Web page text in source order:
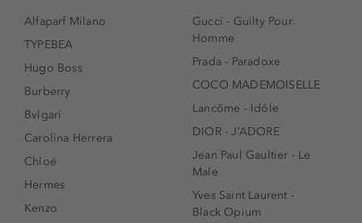
Alfaparf Milano
TYPEBEA
Hugo Boss
Burberry
Bvlgari
Carolina Herrera
Chloé
Hermes
Kenzo
Gucci - Guilty Pour
Homme
Prada - Paradoxe
COCO MADEMOISELLE
Lancôme - Idôle
DIOR - J’ADORE
Jean Paul Gaultier - Le
Male
Yves Saint Laurent -
Black Opium